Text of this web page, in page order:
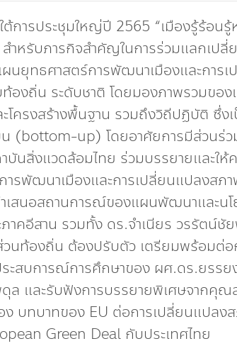
การประชุมใหญ่ปี 2565 “เมืองรู้ร้อน
ำหรับภารกิจสำคัญในการร่วมแลกเปลี่
นยุทธศาสตร์การพัฒนาเมืองและการ
องถิ่น ระดับชาติ โดยมองภาพรวมขอ
โครงสร้างพื้นฐาน รวมถึงวิถีปฏิบัติ ซึ่ง
(bottom-up) โดยอาศัยการมีส่วนร่
บันสิ่งแวดล้อมไทย ร่วมบรรยายและให้
ารพัฒนาเมืองและการเปลี่ยนแปลงสภ
ำเสนอสถานการณ์ของแผนพัฒนาและน
าคอีสาน รวมทั้ง ดร.จำเนียร วรรัตน์ชั
นท้องถิ่น ต้องปรับตัว เตรียมพร้อมต่อ
ะสบการณ์การศึกษาของ ผศ.ดร.ยรร
ดุล และรับฟังการบรรยายพิเศษจากคุ
อง บทบาทของ EU ต่อการเปลี่ยนแปล
Green Deal กับประเทศไทย